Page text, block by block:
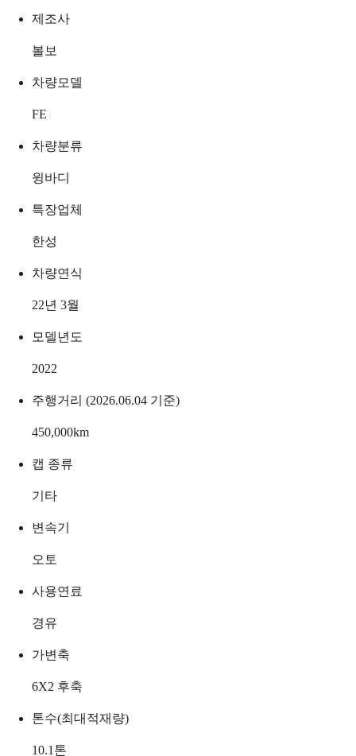
제조사
볼보
차량모델
FE
차량분류
윙바디
특장업체
한성
차량연식
22년 3월
모델년도
2022
주행거리 (2026.06.04 기준)
450,000km
캡 종류
기타
변속기
오토
사용연료
경유
가변축
6X2 후축
톤수(최대적재량)
10.1 톤